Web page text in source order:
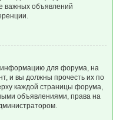
важных объявлений
для форума, на
и вы должны прочесть их по
каждой страницы форума,
объявлениями, права на